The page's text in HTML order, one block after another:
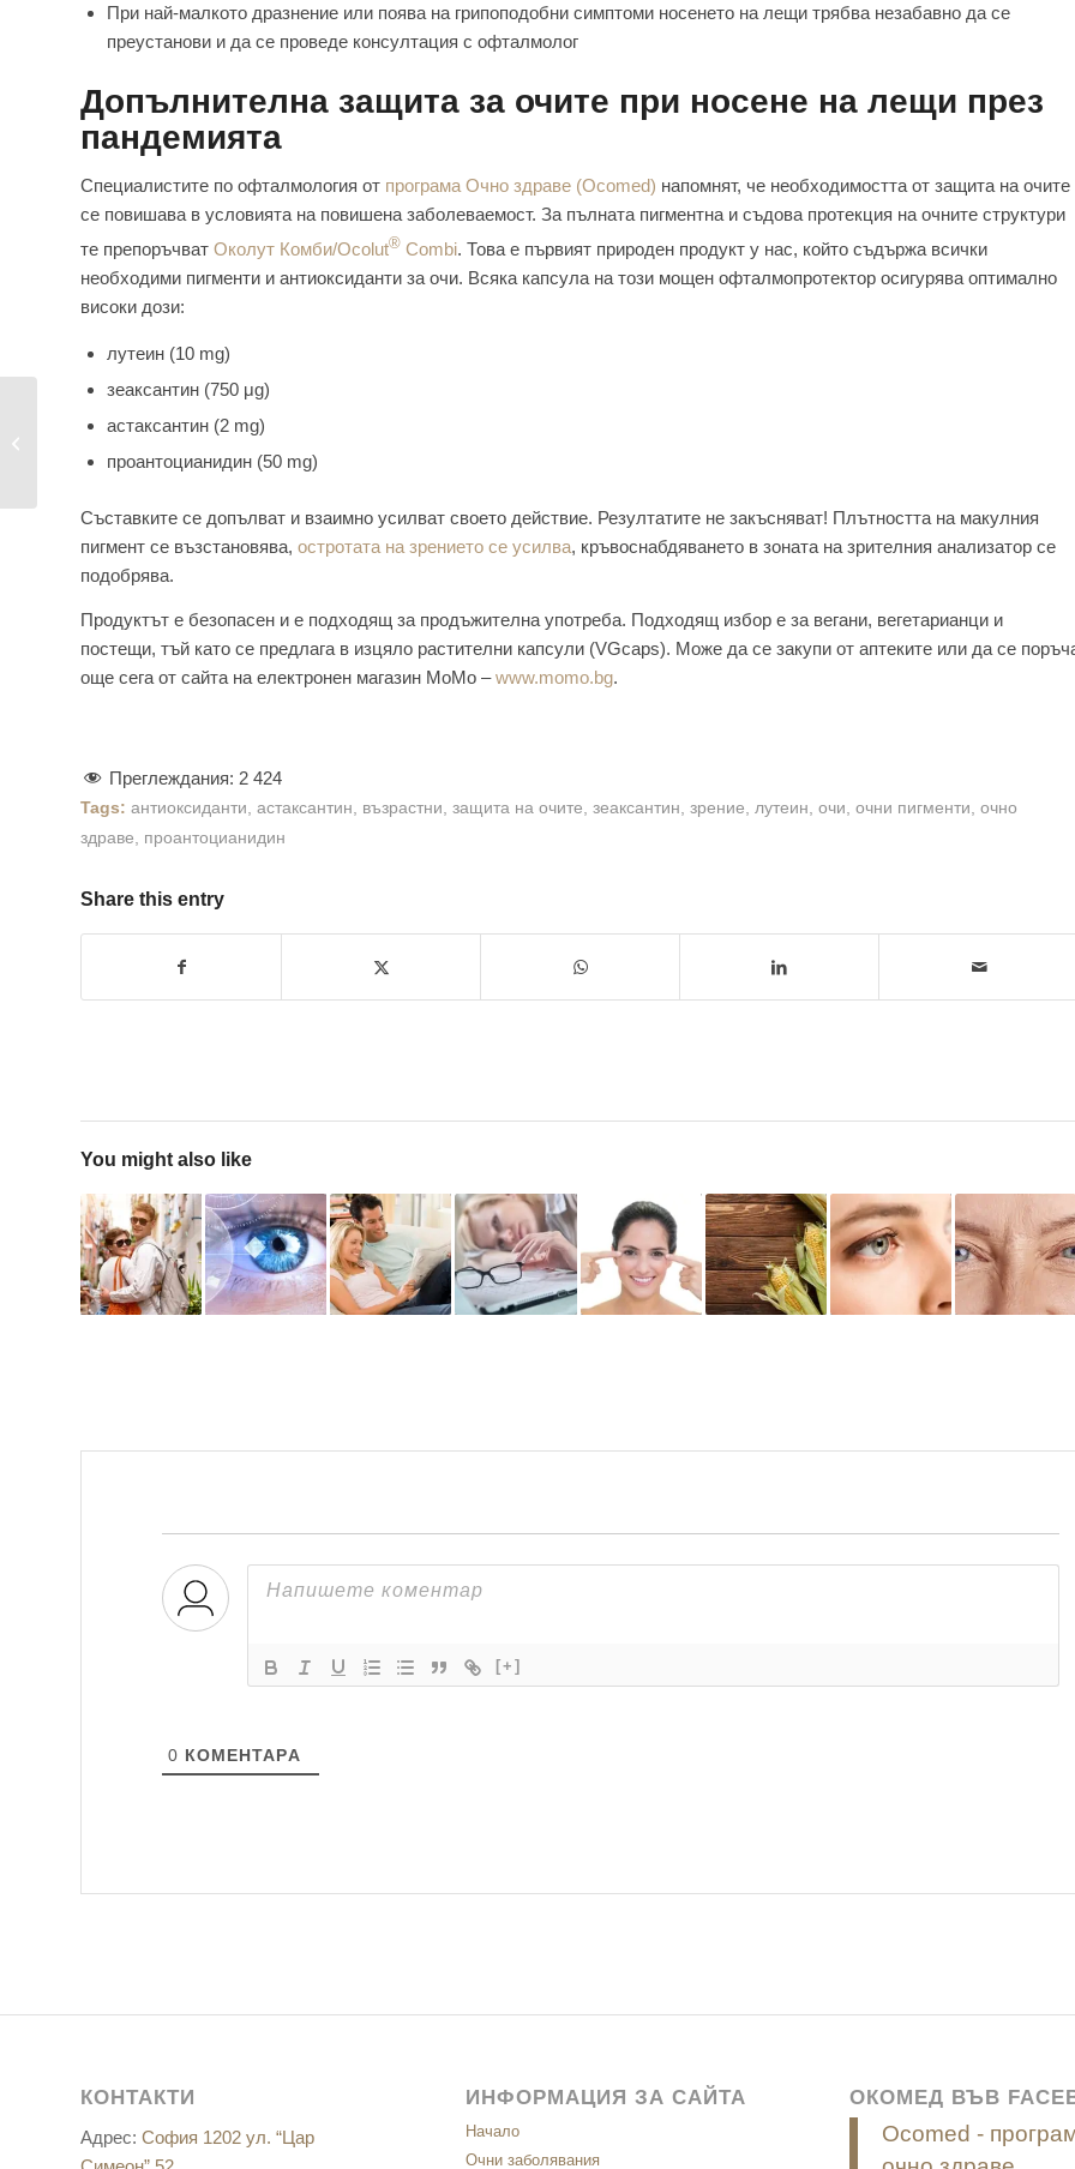
При най-малкото дразнение или поява на грипоподобни симптоми носенето на лещи трябва незабавно да се
преустанови и да се проведе консултация с офталмолог
Допълнителна защита за очите при носене на лещи през
пандемията
Специалистите по офталмология от програма Очно здраве (Ocomed) напомнят, че необходимостта от защита на очите
се повишава в условията на повишена заболеваемост. За пълната пигментна и съдова протекция на очните структури
те препоръчват Околут Комби/Ocolut® Combi. Това е първият природен продукт у нас, който съдържа всички
необходими пигменти и антиоксиданти за очи. Всяка капсула на този мощен офталмопротектор осигурява оптимално
високи дози:
лутеин (10 mg)
зеаксантин (750 μg)
астаксантин (2 mg)
проантоцианидин (50 mg)
Съставките се допълват и взаимно усилват своето действие. Резултатите не закъсняват! Плътността на макулния
пигмент се възстановява, остротата на зрението се усилва, кръвоснабдяването в зоната на зрителния анализатор се
подобрява.
Продуктът е безопасен и е подходящ за продъжителна употреба. Подходящ избор е за вегани, вегетарианци и
постещи, тъй като се предлага в изцяло растителни капсули (VGcaps). Може да се закупи от аптеките или да се
още сега от сайта на електронен магазин МоМо –www.momo.bg.
Преглеждания: 2 424
Tags: антиоксиданти, астаксантин, възрастни, защита на очите, зеаксантин, зрение, лутеин, очи, очни пигменти, очно
здраве, проантоцианидин
Share this entry
You might also like
[+]
0 КОМЕНТАРA
КОНТАКТИ
Адрес: София 1202 ул. “Цар
ИНФОРМАЦИЯ ЗА САЙТА
Начало
Очни заболявания
ОКОМЕД ВЪВ
Ocomed -
заразяване...